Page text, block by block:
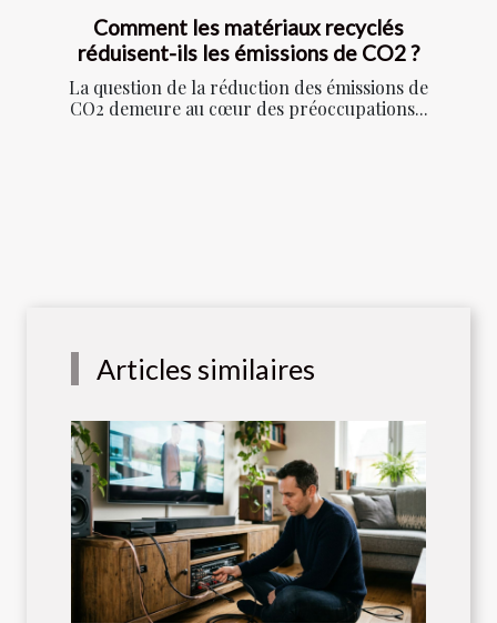
Comment les matériaux recyclés
réduisent-ils les émissions de CO2 ?
La question de la réduction des émissions de
CO2 demeure au cœur des préoccupations...
Articles similaires